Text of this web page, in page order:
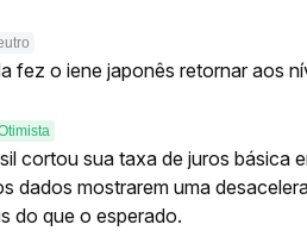
fez o iene japonês retornar aos
cortou sua taxa de juros básica
dados mostrarem uma
do que o esperado.